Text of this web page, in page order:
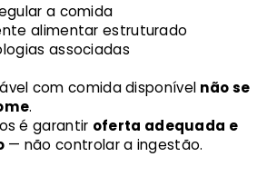
a comida
alimentar estruturado
associadas
com comida disponível não se
.
é garantir oferta adequada e
— não controlar a ingestão.